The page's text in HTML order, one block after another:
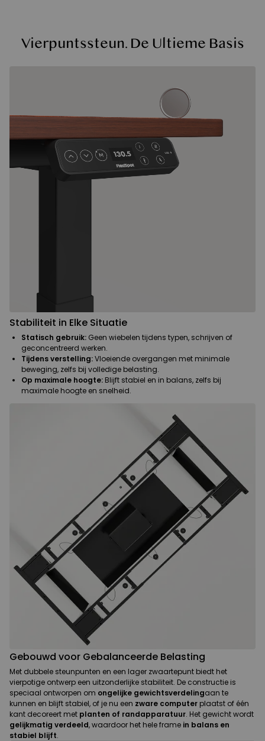
Vierpuntssteun. De Ultieme Basis
Stabiliteit in Elke Situatie
Statisch gebruik: Geen wiebelen tijdens typen, schrijven of
geconcentreerd werken.
Tijdens verstelling:Vloeiende overgangen met minimale
beweging, zelfs bij volledige belasting.
Op maximale hoogte: Blijft stabiel en in balans, zelfs bij
maximale hoogte en snelheid.
Gebouwd voor Gebalanceerde Belasting
Met dubbele steunpunten en een lager zwaartepunt biedt het
vierpotige ontwerp een uitzonderlijke stabiliteit. De constructie is
speciaal ontworpen om ongelijke gewichtsverdelingaan te
kunnen en blijft stabiel, of je nu een zware computer plaatst of één
kant decoreert met planten of randapparatuur. Het gewicht wordt
gelijkmatig verdeeld, waardoor het hele frame in balans en
stabiel blijft.